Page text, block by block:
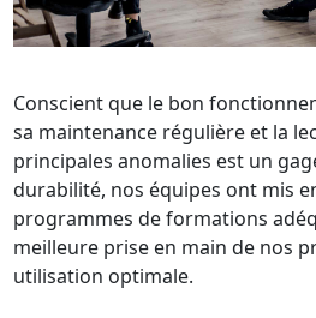
Conscient que le bon
sa maintenance régulière et la
principales anomalies est un
durabilité, nos équipes ont mis
programmes de formations
meilleure prise en main de nos
utilisation optimale.